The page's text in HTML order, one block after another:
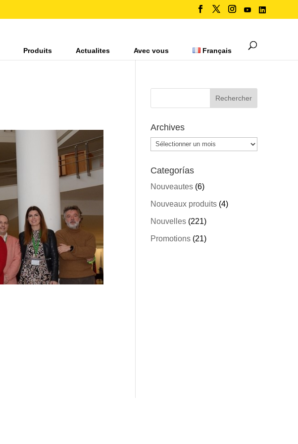
Produits Actualites Avec vous Français
Archives
Archives
Categorías
Nouveautes(6)
Nouveaux produits(4)
Nouvelles(221)
Promotions(21)